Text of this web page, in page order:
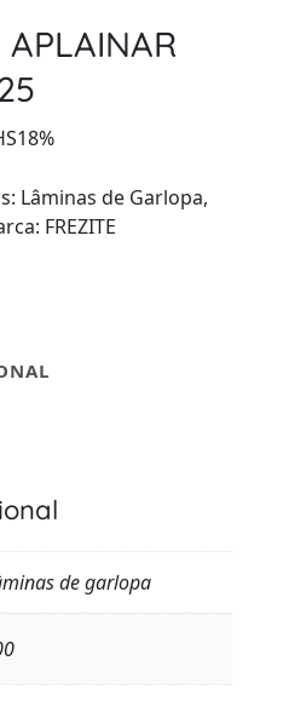
APLAINAR
Lâminas de Garlopa,
FREZITE
de garlopa